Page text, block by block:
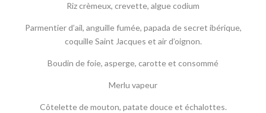
Riz crèmeux, crevette, algue codium
Parmentier d’ail, anguille fumée, papada de secret ibérique,
coquille Saint Jacques et air d’oignon.
Boudin de foie, asperge, carotte et consommé
Merlu vapeur
Côtelette de mouton, patate douce et échalottes.